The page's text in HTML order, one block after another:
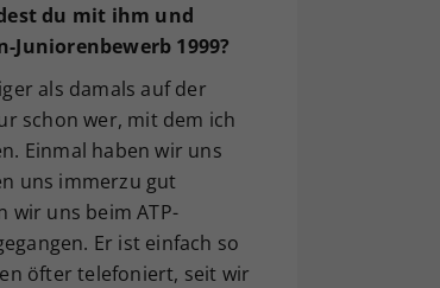
du mit ihm und
Juniorenbewerb 1999?
als damals auf der
schon wer, mit dem ich
Einmal haben wir uns
uns immerzu gut
wir uns beim ATP-
Er ist einfach so
öfter telefoniert, seit wir